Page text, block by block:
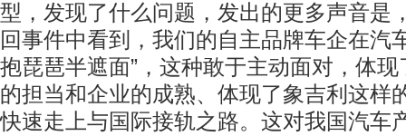
型，发现了什么问题，发出的更多声音是
回事件中看到，我们的自主品牌车企在汽
抱琵琶半遮面”，这种敢于主动面对，体
的担当和企业的成熟、体现了象吉利这样
快速走上与国际接轨之路。这对我国汽车